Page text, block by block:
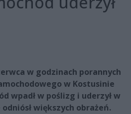
w godzinach porannych
w Kostusinie
wpadł w poślizg i uderzył w
większych obrażeń.